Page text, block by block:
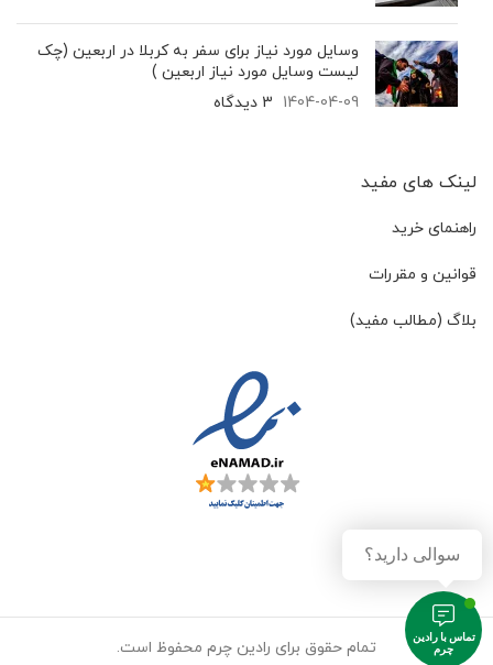
وسایل مورد نیاز برای سفر به کربلا در اربعین (چک
لیست وسایل مورد نیاز اربعین )
1404-04-09 3 دیدگاه
لینک های مفید
راهنمای خرید
قوانین و مقررات
بلاگ (مطالب مفید)
تمام حقوق برای رادین چرم محفوظ است.
تماس با رادین
چرم
سوالی دارید؟